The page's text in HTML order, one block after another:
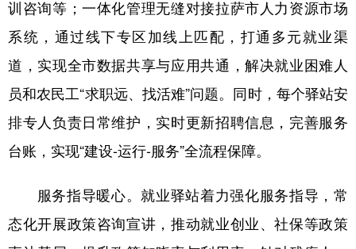
训咨询等；一体化管理无缝对接拉萨市人力资源市场
系统，通过线下专区加线上匹配，打通多元就业渠
道，实现全市数据共享与应用共通，解决就业困难人
员和农民工“求职远、找活难”问题。同时，每个驿站安
排专人负责日常维护，实时更新招聘信息，完善服务
台账，实现“建设-运行-服务”全流程保障。
服务指导暖心。就业驿站着力强化服务指导，常
态化开展政策咨询宣讲，推动就业创业、社保等政策